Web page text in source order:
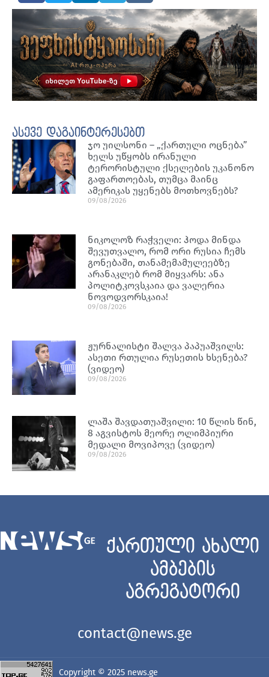
ასევე დაგაინტერესებთ
ჯო უილსონი – „ქართული ოცნება”
ხელს უწყობს ირანული
ტერორისტული ქსელების უკანონო
გაფართოებას, თუმცა მაინც
ამერიკას უყენებს მოთხოვნებს?
09/08/2026
ნიკოლოზ რაჭველი: ჰოდა მინდა
შევუთვალო, რომ ორი რუსია ჩემს
გონებაში, თანამემამულეებზე
არანაკლებ რომ მიყვარს: ანა
პოლიტკოვსკაია და ვალერია
ნოვოდვორსკაია!
09/08/2026
ჟურნალისტი შალვა პაპუაშვილს:
ასეთი რთულია რუსეთის ხსენება?
(ვიდეო)
09/08/2026
ლაშა შავდათუაშვილი: 10 წლის წინ,
8 აგვისტოს მეორე ოლიმპიური
მედალი მოვიპოვე (ვიდეო)
09/08/2026
ქართული ახალი
ამბების
აგრეგატორი
contact@news.ge
Copyright © 2025 news.ge